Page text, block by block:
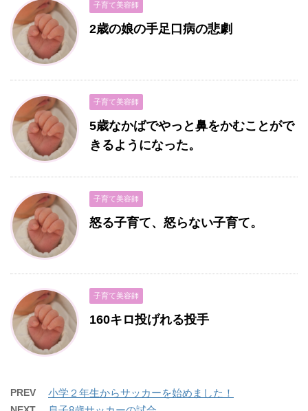
子育て美容師
2歳の娘の手足口病の悲劇
子育て美容師
5歳なかばでやっと鼻をかむことがで
きるようになった。
子育て美容師
怒る子育て、怒らない子育て。
子育て美容師
160キロ投げれる投手
PREV 小学２年生からサッカーを始めました！